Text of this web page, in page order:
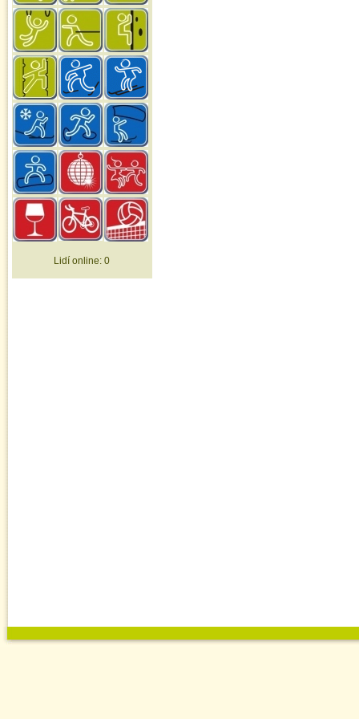
Lidí online:0